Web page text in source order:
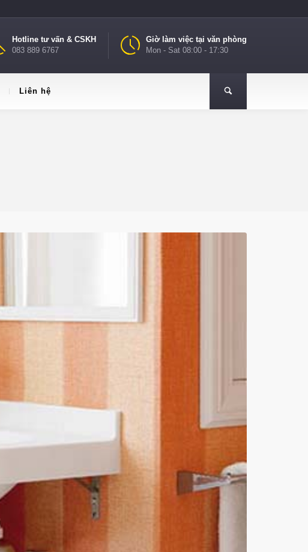
Giờ làm việc tại văn phòng
Mon - Sat 08:00 - 17:30
Hotline tư vấn & CSKH
083 889 6767
Liên hệ